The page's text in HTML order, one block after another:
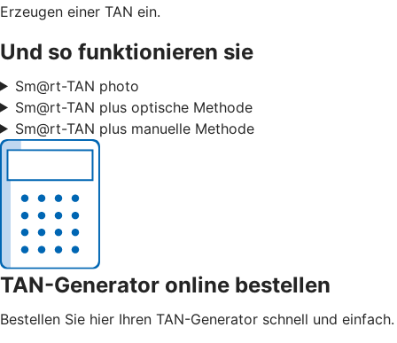
Erzeugen einer TAN ein.
Und so funktionieren sie
Sm@rt-TAN photo
Sm@rt-TAN plus optische Methode
Sm@rt-TAN plus manuelle Methode
TAN-Generator online bestellen
Bestellen Sie hier Ihren TAN-Generator schnell und einfach.